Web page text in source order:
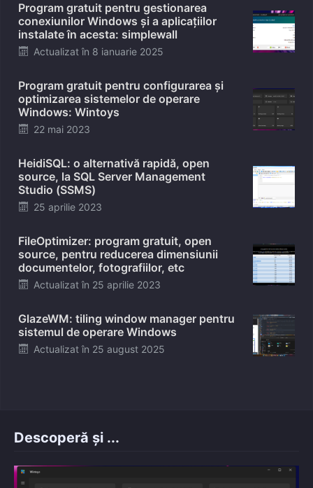
Program gratuit pentru gestionarea
conexiunilor Windows și a aplicațiilor
instalate în acesta: simplewall
Posted
Actualizat în 8 ianuarie 2025
Program gratuit pentru configurarea și
optimizarea sistemelor de operare
Windows: Wintoys
Posted
22 mai 2023
HeidiSQL: o alternativă rapidă, open
source, la SQL Server Management
Studio (SSMS)
Posted
25 aprilie 2023
FileOptimizer: program gratuit, open
source, pentru reducerea dimensiunii
documentelor, fotografiilor, etc
Posted
Actualizat în 25 aprilie 2023
GlazeWM: tiling window manager pentru
sistemul de operare Windows
Posted
Actualizat în 25 august 2025
Descoperă și ...